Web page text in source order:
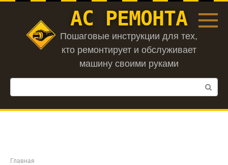
Перейти
АС РЕМОНТА
Пошаговые инструкции для тех,
кто ремонтирует и обслуживает
машину своими руками
Поиск:
Главная